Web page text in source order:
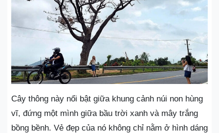
Cây thông này nổi bật giữa khung cảnh núi non hùng
vĩ, đứng một mình giữa bầu trời xanh và mây trắng
bồng bềnh. Vẻ đẹp của nó không chỉ nằm ở hình dáng